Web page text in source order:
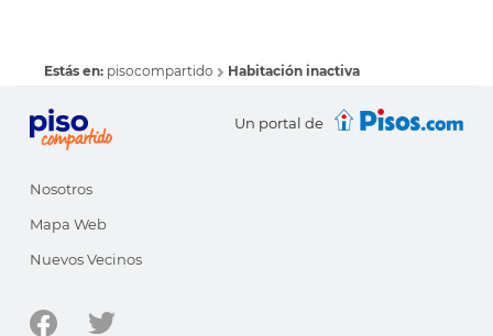
Estás en: pisocompartido Habitación inactiva
Un portal de
Nosotros
Mapa Web
Nuevos Vecinos